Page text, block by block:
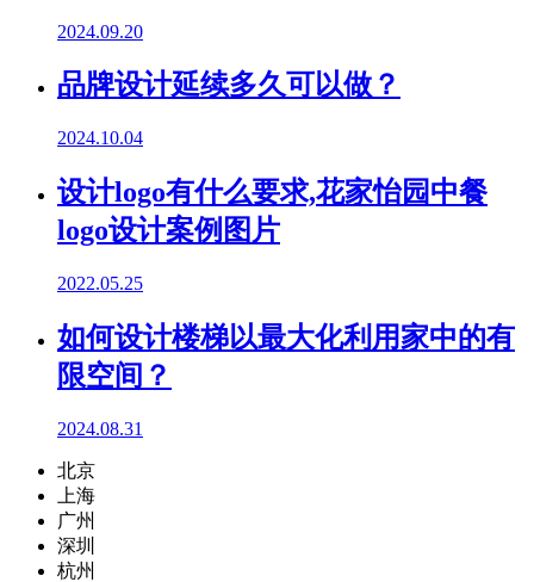
2024.09.20
品牌设计延续多久可以做？
2024.10.04
设计logo有什么要求,花家怡园中餐
logo设计案例图片
2022.05.25
如何设计楼梯以最大化利用家中的有
限空间？
2024.08.31
北京
上海
广州
深圳
杭州